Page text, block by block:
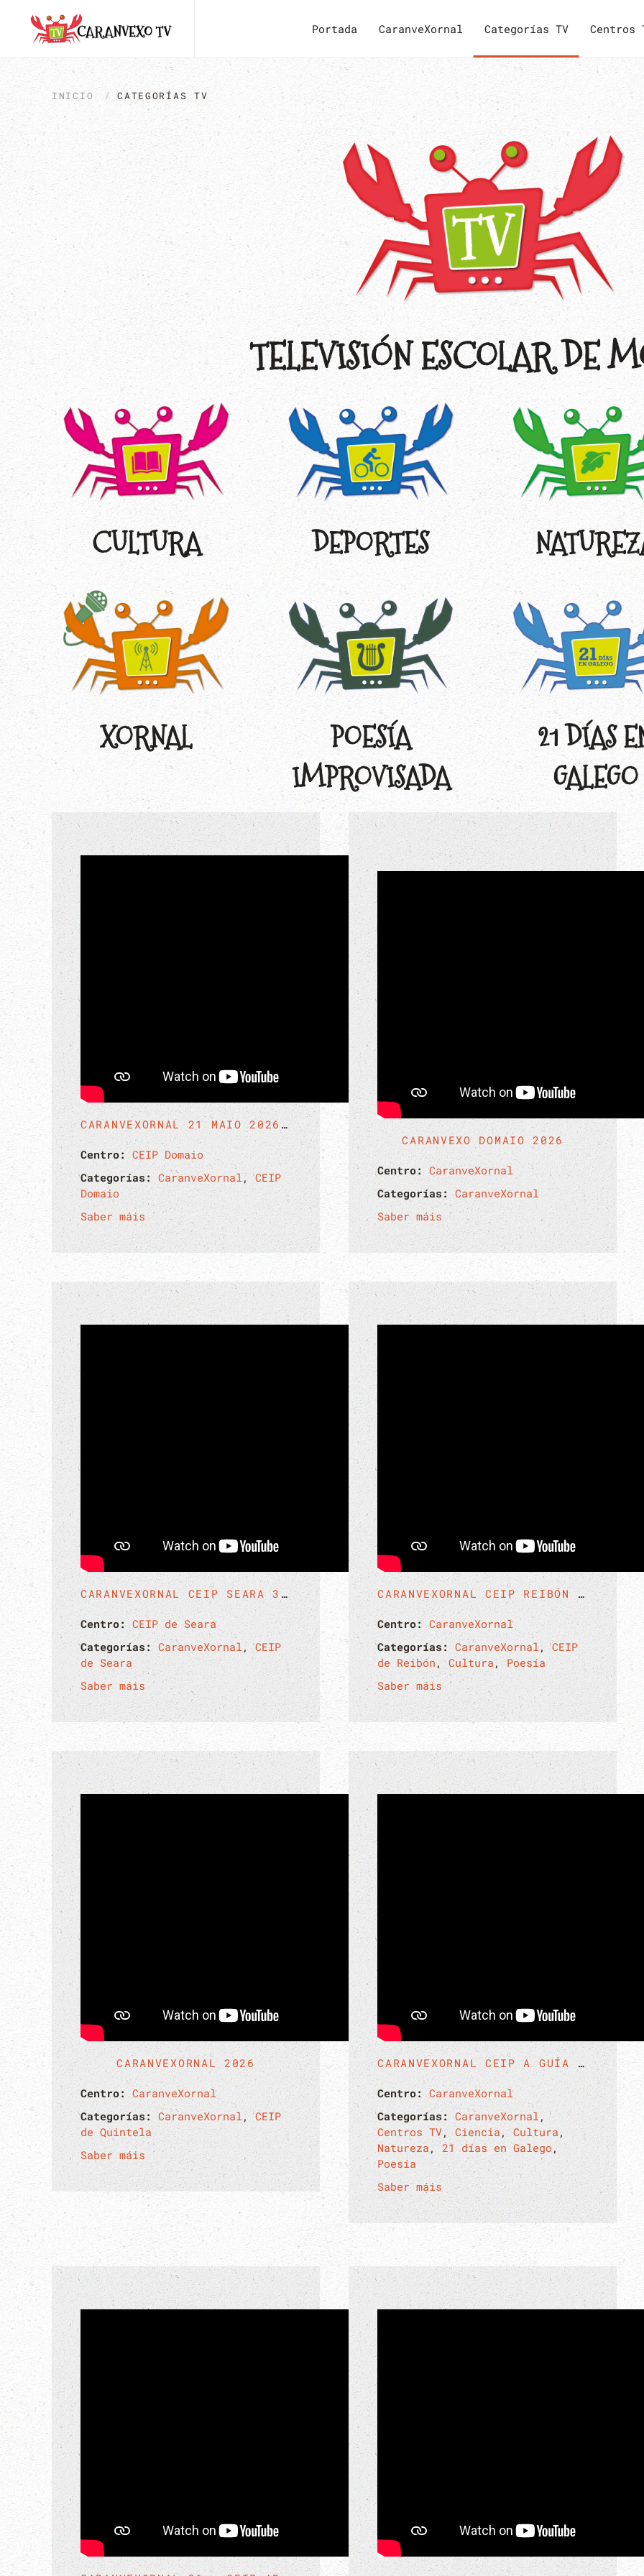
Portada CaranveXornal Categorías TV Centros
INICIO CATEGORÍAS TV
TELEVISIÓN ESCOLAR DE
CULTURA DEPORTES
XORNAL
POESÍA
IMPROVISADA
21 DÍAS
GALEGO
CARANVEXORNAL 21 MAIO 2026 V2
Centro: CEIP Domaio
Categorías: CaranveXornal,CEIP
Domaio
Saber máis
CARANVEXO DOMAIO 2026
Centro:CaranveXornal
Categorías:CaranveXornal
Saber máis
CARANVEXORNAL CEIP SEARA 30 ABRIL
Centro: CEIP de Seara
Categorías: CaranveXornal,CEIP
de Seara
Saber máis
CARANVEXORNAL CEIP REIBÓN 16 ABRIL 2026
Centro:CaranveXornal
Categorías:CaranveXornal,CEIP
de Reibón,Cultura, Poesía
Saber máis
CARANVEXORNAL 2026
Centro: CaranveXornal
Categorías: CaranveXornal,CEIP
de Quintela
Saber máis
CARANVEXORNAL CEIP A GUÍA 2026
Centro:CaranveXornal
Categorías:CaranveXornal,
Centros TV,Ciencia ,Cultura,
Natureza ,21 días en Galego ,
Poesía
Saber máis